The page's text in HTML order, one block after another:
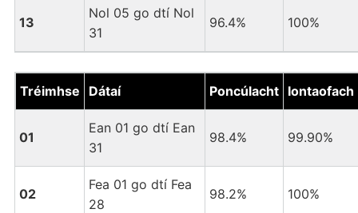
13
Nol 05 go dtí Nol
31
96.4% 100%
Tréimhse Dátaí Poncúlacht Iontaofach
01
Ean 01 go dtí Ean
31
98.4% 99.90%
02
Fea 01 go dtí Fea
28
98.2% 100%